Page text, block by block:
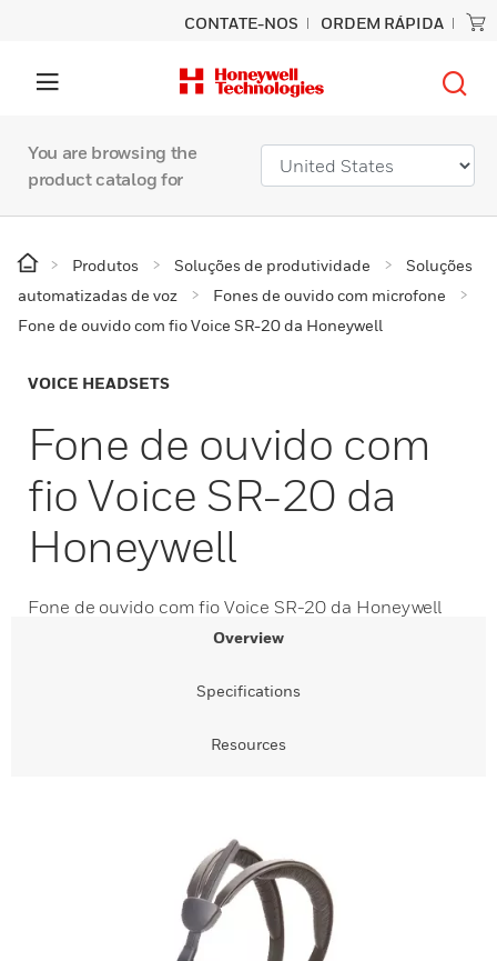
CONTATE-NOS ORDEM RÁPIDA
You are browsing the
product catalog for
Produtos Soluções de produtividade
Soluções
automatizadas de voz
Fones de ouvido com microfone
Fone de ouvido com fio Voice SR-20 da Honeywell
VOICE HEADSETS
Fone de ouvido com
fio Voice SR-20 da
Honeywell
Fone de ouvido com fio Voice SR-20 da Honeywell
Overview
Specifications
Resources